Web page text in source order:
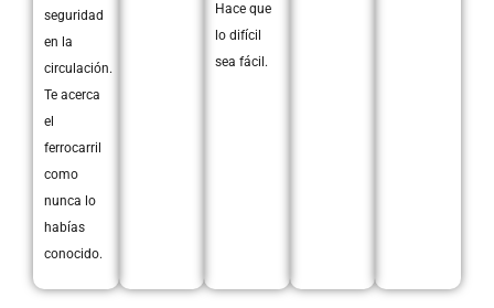
seguridad
en la
circulación.
Te acerca
el
ferrocarril
como
nunca lo
habías
conocido.
Hace que
lo difícil
sea fácil.